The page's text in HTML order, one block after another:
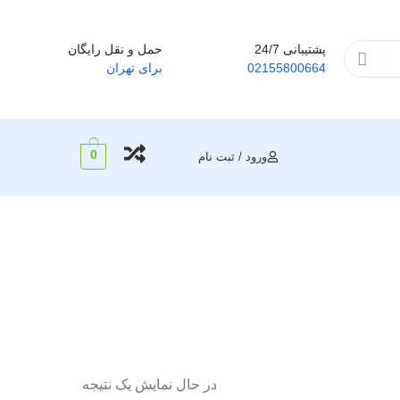
پشتیبانی 24/7
02155800664
حمل و نقل رایگان
برای تهران
ورود / ثبت نام 0
در حال نمایش یک نتیجه